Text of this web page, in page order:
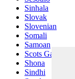
Sinhala
Slovak
Slovenian
Somali
Samoan
Scots Gaelic
Shona
Sindhi